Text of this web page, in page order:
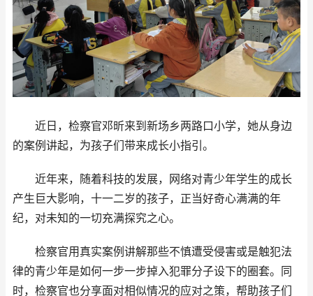
近日，检察官邓昕来到新场乡两路口小学，她从身边
的案例讲起，为孩子们带来成长小指引。
近年来，随着科技的发展，网络对青少年学生的成长
产生巨大影响，十一二岁的孩子，正当好奇心满满的年
纪，对未知的一切充满探究之心。
检察官用真实案例讲解那些不慎遭受侵害或是触犯法
律的青少年是如何一步一步掉入犯罪分子设下的圈套。同
时，检察官也分享面对相似情况的应对之策，帮助孩子们